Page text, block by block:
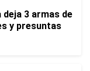
deja 3 armas de
y presuntas